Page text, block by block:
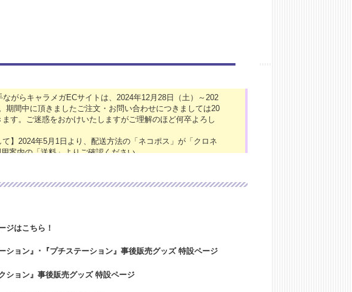
ながらキャラメガECサイトは、2024年12月28日（土）～202
期間中に頂きましたご注文・お問い合わせにつきましては20
す。ご迷惑をおかけいたしますがご理解のほど何卒よろし
】2024年5月1日より、配送方法の「ネコポス」が「クロネ
案内の「送料」よりご確認ください。
ていただきます。ご迷惑をおかけいたしますが、ご理解のほ
ッズ予約受付中です！
キャラメガECサイトは本日より稼働いたしております。本
がら、キャラメガECサイトは、2023年12月29日（金）～20
ただきます。ご迷惑をおかけいたしますが、ご理解のほど